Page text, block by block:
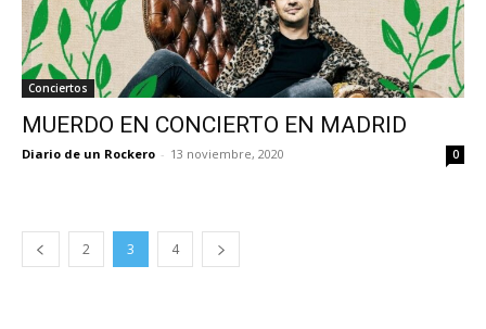
Conciertos
MUERDO EN CONCIERTO EN MADRID
Diario de un Rockero - 13 noviembre, 2020 0
2 3 4